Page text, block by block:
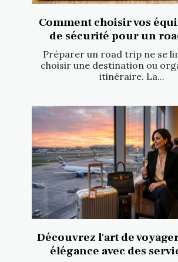
Comment choisir vos
de sécurité pour un
Préparer un road trip ne se
choisir une destination ou
itinéraire. La...
Découvrez l'art de
élégance avec des